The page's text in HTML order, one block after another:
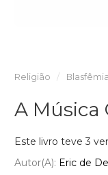
Religião
A Música
Este livro teve 3
Autor(a): Eric de